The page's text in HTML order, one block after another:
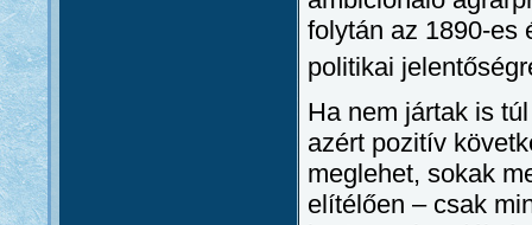
folytán az 1890-es
politikai
Ha nem jártak is
azért pozitív
meglehet, sokak
elítélően – csak